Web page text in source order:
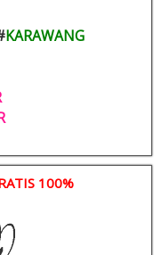
KARAWANG
100%